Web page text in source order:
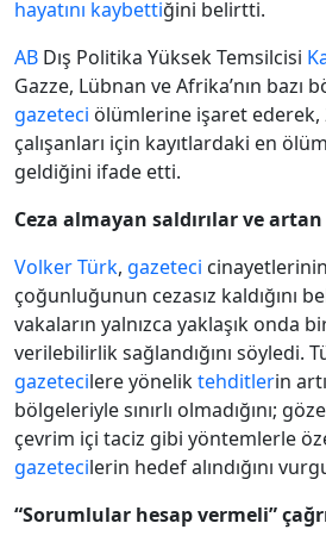
hayatını kaybettiğini belirtti.
AB Dış Politika Yüksek Temsilcisi
Gazze, Lübnan ve Afrika’nın bazı
gazeteci ölümlerine işaret ederek,
çalışanları için kayıtlardaki en
geldiğini ifade etti.
Ceza almayan saldırılar ve artan
Volker Türk, gazeteci
çoğunluğunun cezasız kaldığını
vakaların yalnızca yaklaşık onda
verilebilirlik sağlandığını söyledi.
gazetecilere yöneliktehditlerin
bölgeleriyle sınırlı olmadığını;
çevrim içi taciz gibi yöntemlerle
gazetecilerin hedef alındığını
“Sorumlular hesap vermeli”